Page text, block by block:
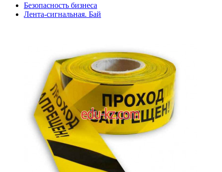
Безопасность бизнеса
Лента-сигнальная. Бай